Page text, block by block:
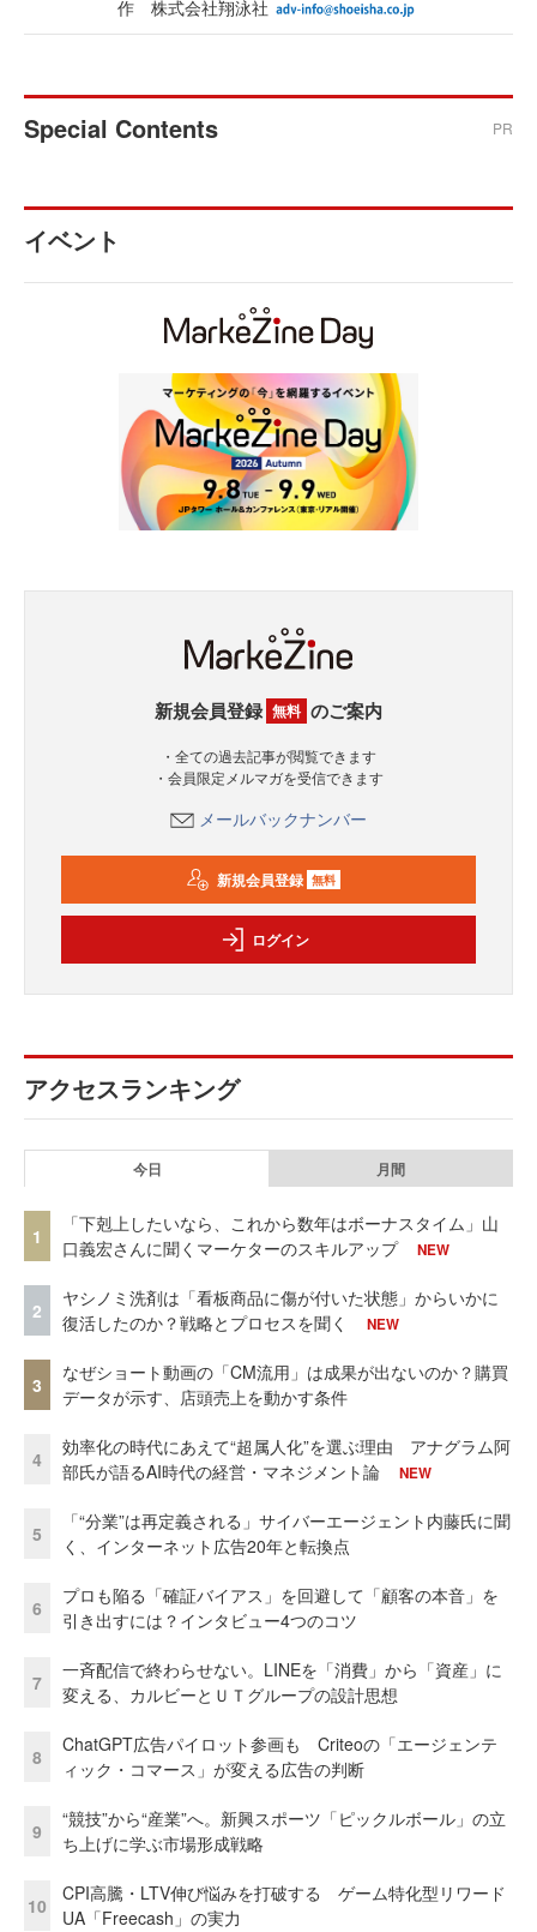
作 株式会社翔泳社
Special Contents PR
イベント
新規会員登録 無料 のご案内
・全ての過去記事が閲覧できます
・会員限定メルマガを受信できます
メールバックナンバー
新規会員登録 無料
ログイン
アクセスランキング
今日 月間
1
「下剋上したいなら、これから数年はボーナスタイム」山
口義宏さんに聞くマーケターのスキルアップ
NEW
2
ヤシノミ洗剤は「看板商品に傷が付いた状態」からいかに
復活したのか？戦略とプロセスを聞く
NEW
3
なぜショート動画の「CM流用」は成果が出ないのか？購買
データが示す、店頭売上を動かす条件
4
効率化の時代にあえて“超属人化”を選ぶ理由 アナグラム阿
部氏が語るAI時代の経営・マネジメント論
NEW
5
「“分業”は再定義される」サイバーエージェント内藤氏に聞
く、インターネット広告20年と転換点
6
プロも陥る「確証バイアス」を回避して「顧客の本音」を
引き出すには？インタビュー4つのコツ
7
一斉配信で終わらせない。LINEを「消費」から「資産」に
変える、カルビーとＵＴグループの設計思想
8
ChatGPT広告パイロット参画も Criteoの「エージェンテ
ィック・コマース」が変える広告の判断
9
“競技”から“産業”へ。新興スポーツ「ピックルボール」の立
ち上げに学ぶ市場形成戦略
10
CPI高騰・LTV伸び悩みを打破する ゲーム特化型リワード
UA「Freecash」の実力